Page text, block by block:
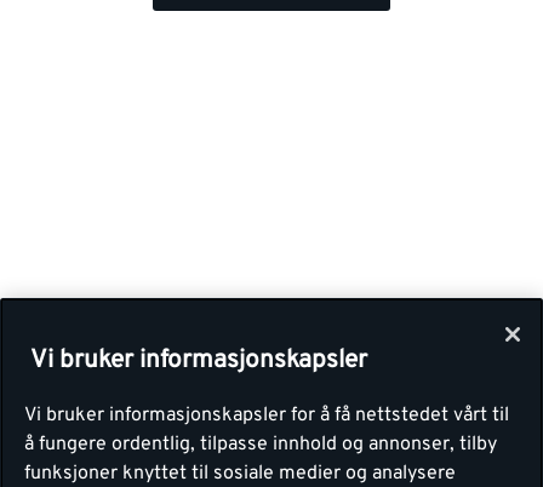
Vi bruker informasjonskapsler
Vi bruker informasjonskapsler for å få nettstedet vårt til
å fungere ordentlig, tilpasse innhold og annonser, tilby
funksjoner knyttet til sosiale medier og analysere